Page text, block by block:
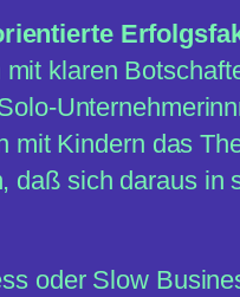
klaren
mit Kindern das
sich daraus in
oder Slow